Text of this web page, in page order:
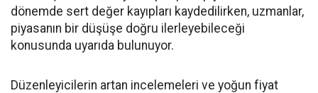
dönemde sert değer kayıpları kaydedilirken, uzmanlar,
piyasanın bir düşüşe doğru ilerleyebileceği
konusunda uyarıda bulunuyor.
Düzenleyicilerin artan incelemeleri ve yoğun fiyat